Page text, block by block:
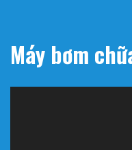
Máy bơm